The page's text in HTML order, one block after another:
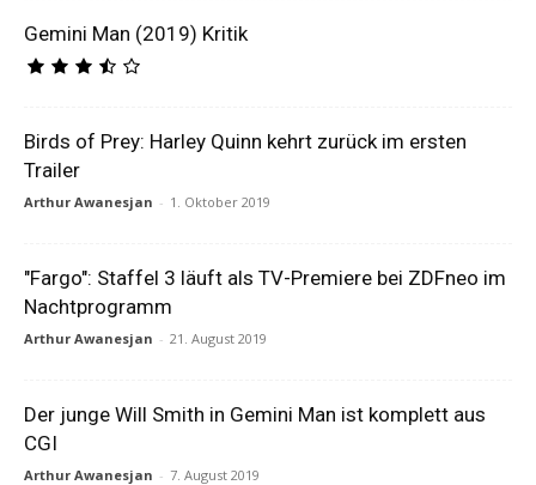
Gemini Man (2019) Kritik
Birds of Prey: Harley Quinn kehrt zurück im ersten
Trailer
Arthur Awanesjan - 1. Oktober 2019
"Fargo": Staffel 3 läuft als TV-Premiere bei ZDFneo im
Nachtprogramm
Arthur Awanesjan - 21. August 2019
Der junge Will Smith in Gemini Man ist komplett aus
CGI
Arthur Awanesjan - 7. August 2019